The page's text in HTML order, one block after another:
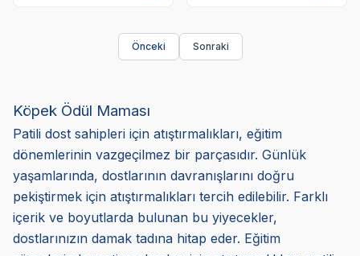
Önceki Sonraki
Köpek Ödül Maması
Patili dost sahipleri için atıştırmalıkları, eğitim
dönemlerinin vazgeçilmez bir parçasıdır. Günlük
yaşamlarında, dostlarının davranışlarını doğru
pekiştirmek için atıştırmalıkları tercih edilebilir. Farklı
içerik ve boyutlarda bulunan bu yiyecekler,
dostlarınızın damak tadına hitap eder. Eğitim